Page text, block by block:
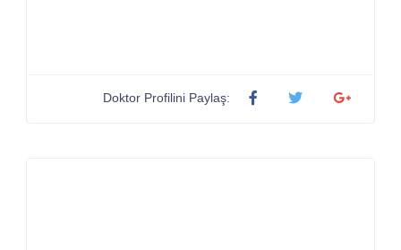
Doktor Profilini Paylaş: